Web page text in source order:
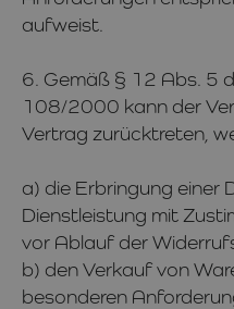
aufweist.
6. Gemäß § 12 Abs. 5
108/2000 kann der
Vertrag zurücktreten,
a) die Erbringung einer
Dienstleistung mit
vor Ablauf der
b) den Verkauf von
besonderen